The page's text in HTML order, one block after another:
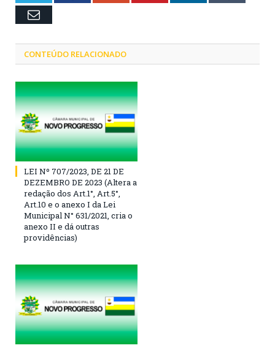
Email
CONTEÚDO RELACIONADO
LEI Nº 707/2023, DE 21 DE
DEZEMBRO DE 2023 (Altera a
redação dos Art.1°, Art.5°,
Art.10 e o anexo I da Lei
Municipal N° 631/2021, cria o
anexo II e dá outras
providências)